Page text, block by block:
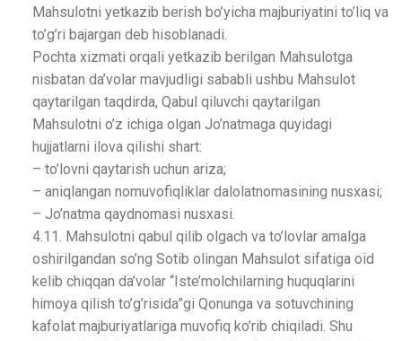
Mahsulotni yetkazib berish bo’yicha majburiyatini to’liq va
to’g’ri bajargan deb hisoblanadi.
Pochta xizmati orqali yetkazib berilgan Mahsulotga
nisbatan da’volar mavjudligi sababli ushbu Mahsulot
qaytarilgan taqdirda, Qabul qiluvchi qaytarilgan
Mahsulotni o’z ichiga olgan Jo’natmaga quyidagi
hujjatlarni ilova qilishi shart:
– to’lovni qaytarish uchun ariza;
– aniqlangan nomuvofiqliklar dalolatnomasining nusxasi;
– Jo’natma qaydnomasi nusxasi.
4.11. Mahsulotni qabul qilib olgach va to’lovlar amalga
oshirilgandan so’ng Sotib olingan Mahsulot sifatiga oid
kelib chiqqan da’volar “Iste’molchilarning huquqlarini
himoya qilish to’g’risida”gi Qonunga va sotuvchining
kafolat majburiyatlariga muvofiq ko’rib chiqiladi. Shu